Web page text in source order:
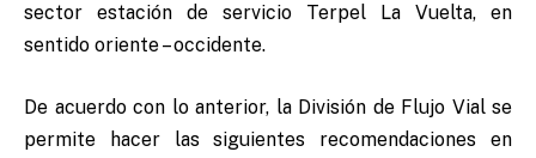
sector estación de servicio Terpel La Vuelta, en
sentido oriente – occidente.
De acuerdo con lo anterior, la División de Flujo Vial se
permite hacer las siguientes recomendaciones en